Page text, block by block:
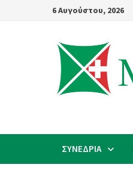
6 Αυγούστου, 2026
ΣΥΝΕΔΡΙΑ